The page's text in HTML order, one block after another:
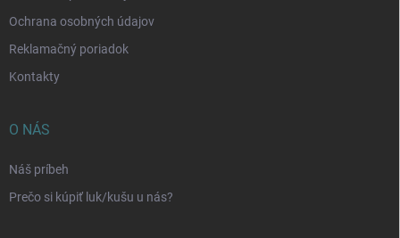
Ochrana osobných údajov
Reklamačný poriadok
Kontakty
O NÁS
Náš príbeh
Prečo si kúpiť luk/kušu u nás?